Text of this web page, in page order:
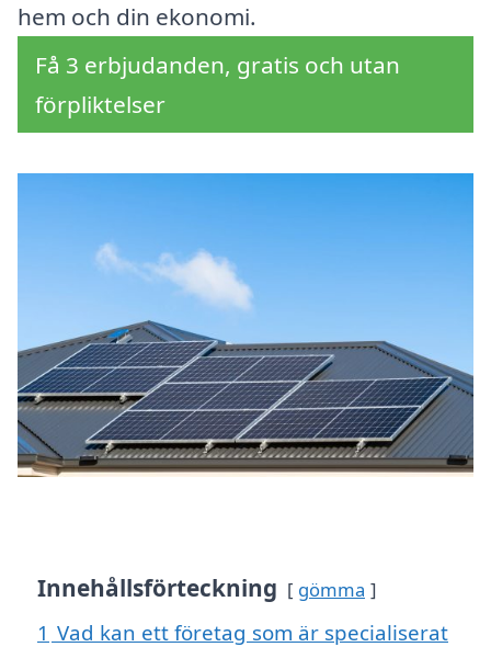
hem och din ekonomi.
Få 3 erbjudanden, gratis och utan
förpliktelser
Innehållsförteckning gömma
1 Vad kan ett företag som är specialiserat